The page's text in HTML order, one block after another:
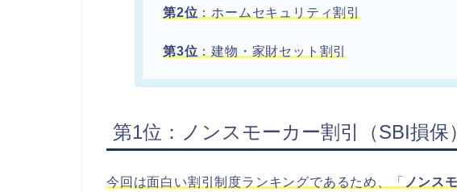
第2位 ：ホームセキュリティ割引
第3位 ：建物・家財セット割引
第1位：ノンスモーカー割引（SBI損保）
今回は面白い割引制度ランキングであるため、「 ノンス